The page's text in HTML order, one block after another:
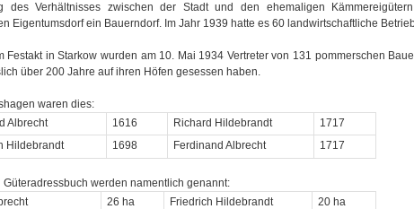
des Verhältnisses zwischen der Stadt und den ehemaligen
Eigentumsdorf ein Bauerndorf. Im Jahr 1939 hatte es 60 landwirtschaftliche
Festakt in Starkow wurden am 10. Mai 1934 Vertreter von 131 pommerschen
über 200 Jahre auf ihren Höfen gesessen haben.
waren dies:
Albrecht
1616 Richard Hildebrandt
1717
Hildebrandt
1698 Ferdinand Albrecht 1717
Güteradressbuch werden namentlich genannt:
26 ha Friedrich Hildebrandt
20 ha